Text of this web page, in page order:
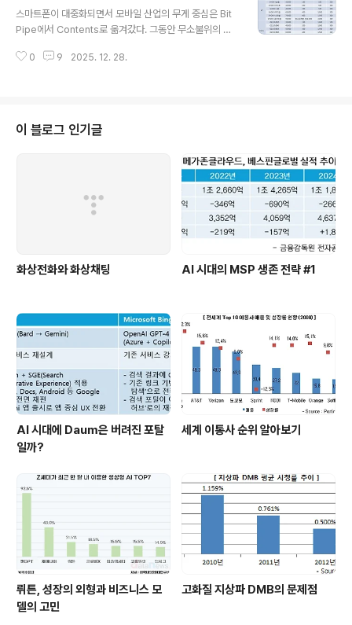
장은 점차 사라질 것을 예측했으며, 이는 향후 네비게이션
업계에 인수합병 또는 퇴출 등의 지각변동이 일어날 것을
던 국내 네비게이션 업체는 2010년 현재 60여개로 줄어
스마트폰이 대중화되면서 모바일 산업의 무게 중심은 Bit
Pipe에서 Contents로 옮겨갔다. 그동안 무소불위의 권
였고, Open Market과 Platform 전략을 새롭게 내세우
떨어지는 매출과 예측할 수 없는 위기감을 넋놓고 볼 리가
없다. '최고의 엘리트 집단'답게 일반인들은 생각하지 못하
는 기막힌 방법을 제시하였다. 바로 음성통화, 무선데이터,
문자메세지를 하나의 패키지로 묶어 판매하는 것이다. 이
동통신사가 마련해 놓은 정액요금제 안에는 '무선 데이터
중심으로 사용한다'거나, ..
0 9 2025. 12. 28.
이 블로그 인기글
화상전화와 화상채팅 AI 시대의 MSP 생존 전략 #1
AI 시대에 Daum은 버려진 포탈
일까?
세계 이통사 순위 알아보기
뤼튼, 성장의 외형과 비즈니스 모
델의 고민
고화질 지상파 DMB의 문제점